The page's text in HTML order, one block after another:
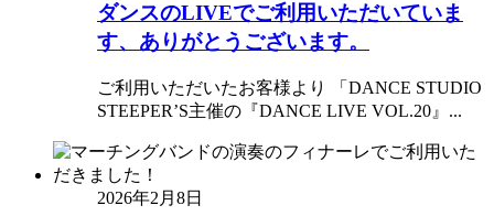
ダンスのLIVEでご利用いただいていま
す、ありがとうございます。
ご利用いただいたお客様より 「DANCE STUDIO
STEEPER’S主催の『DANCE LIVE VOL.20』...
2026年2月8日